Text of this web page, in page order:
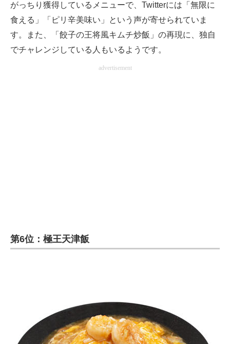
がっちり獲得しているメニューで、Twitterには「無限に
食える」「ピリ辛美味い」という声が寄せられていま
す。また、「餃子の王将風キムチ炒飯」の再現に、独自
でチャレンジしている人もいるようです。
advertisement
第6位：極王天津飯